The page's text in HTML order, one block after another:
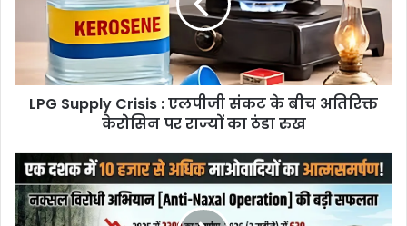
के
अतिरिक्त
केरोसिन
का
ठंडा
रुख
LPG Supply Crisis : एलपीजी संकट के बीच अतिरिक्त
केरोसिन पर राज्यों का ठंडा रुख
Anti-
Naxal
Operation
: